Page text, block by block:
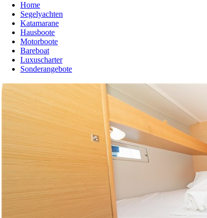
Home
Segelyachten
Katamarane
Hausboote
Motorboote
Bareboat
Luxuscharter
Sonderangebote